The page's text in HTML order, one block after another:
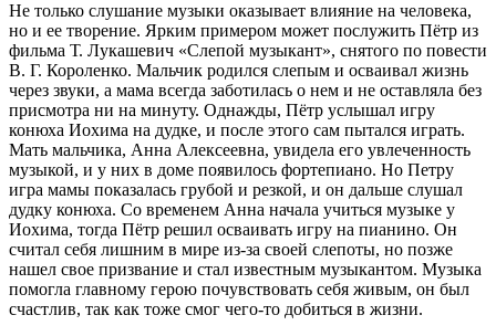
Не только слушание музыки оказывает влияние на человека,
но и ее творение. Ярким примером может послужить Пётр из
фильма Т. Лукашевич «Слепой музыкант», снятого по повести
В. Г. Короленко. Мальчик родился слепым и осваивал жизнь
через звуки, а мама всегда заботилась о нем и не оставляла без
присмотра ни на минуту. Однажды, Пётр услышал игру
конюха Иохима на дудке, и после этого сам пытался играть.
Мать мальчика, Анна Алексеевна, увидела его увлеченность
музыкой, и у них в доме появилось фортепиано. Но Петру
игра мамы показалась грубой и резкой, и он дальше слушал
дудку конюха. Со временем Анна начала учиться музыке у
Иохима, тогда Пётр решил осваивать игру на пианино. Он
считал себя лишним в мире из-за своей слепоты, но позже
нашел свое призвание и стал известным музыкантом. Музыка
помогла главному герою почувствовать себя живым, он был
счастлив, так как тоже смог чего-то добиться в жизни.